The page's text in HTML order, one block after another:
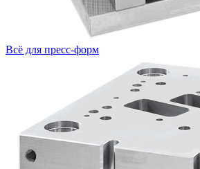
Всё для пресс-форм